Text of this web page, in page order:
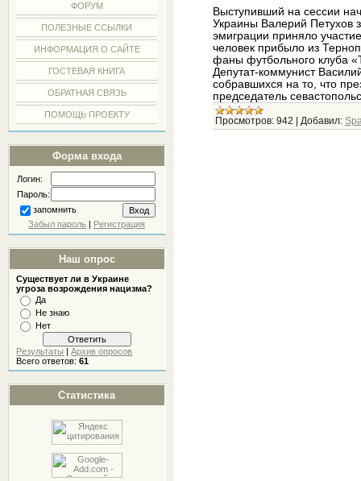
ФОРУМ
ПОЛЕЗНЫЕ ССЫЛКИ
ИНФОРМАЦИЯ О САЙТЕ
ГОСТЕВАЯ КНИГА
ОБРАТНАЯ СВЯЗЬ
ПОМОЩЬ ПРОЕКТУ
Форма входа
Логин:
Пароль:
запомнить
Забыл пароль| Регистрация
Наш опрос
Существует ли в Украине
угроза возрождения нацизма?
Да
Не знаю
Нет
Результаты |Архив опросов
Всего ответов:61
Статистика
Выступивший на сессии
Украины Валерий Петухов
эмиграции приняло
человек прибыло из
фаны футбольного клуба
Депутат-коммунист
собравшихся на то, что
председатель
Просмотров: 942 | Добавил: